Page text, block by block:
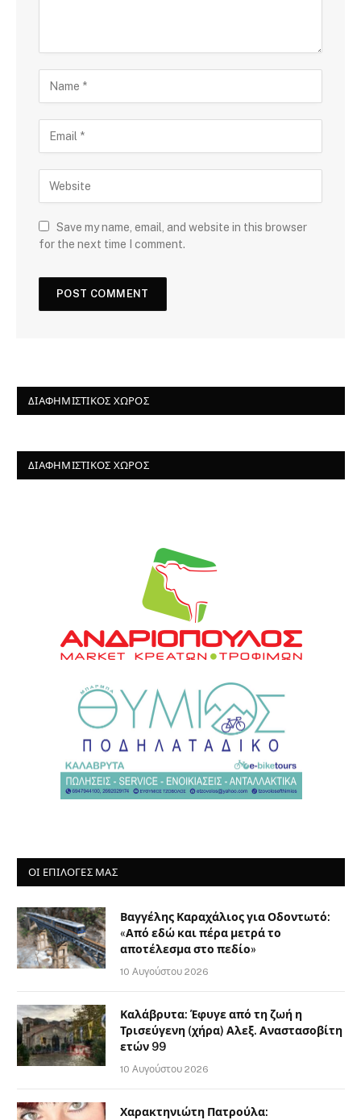
Save my name, email, and website in this browser
for the next time I comment.
ΔΙΑΦΗΜΙΣΤΙΚΌΣ ΧΏΡΟΣ
ΔΙΑΦΗΜΙΣΤΙΚΌΣ ΧΏΡΟΣ
ΟΙ ΕΠΙΛΟΓΈΣ ΜΑΣ
Βαγγέλης Καραχάλιος για Οδοντωτό:
«Από εδώ και πέρα μετρά το
αποτέλεσμα στο πεδίο»
10 Αυγούστου 2026
Καλάβρυτα: Έφυγε από τη ζωή η
Τρισεύγενη (χήρα) Αλεξ. Αναστασοβίτη
ετών 99
10 Αυγούστου 2026
Χαρακτηνιώτη Πατρούλα: